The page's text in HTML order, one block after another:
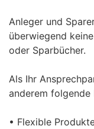
Anleger und
überwiegend
oder Sparbücher.
Als Ihr
anderem folgende
• Flexible